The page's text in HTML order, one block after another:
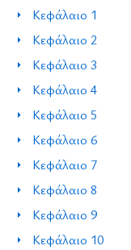
Κεφάλαιο 1
Κεφάλαιο 2
Κεφάλαιο 3
Κεφάλαιο 4
Κεφάλαιο 5
Κεφάλαιο 6
Κεφάλαιο 7
Κεφάλαιο 8
Κεφάλαιο 9
Κεφάλαιο 10